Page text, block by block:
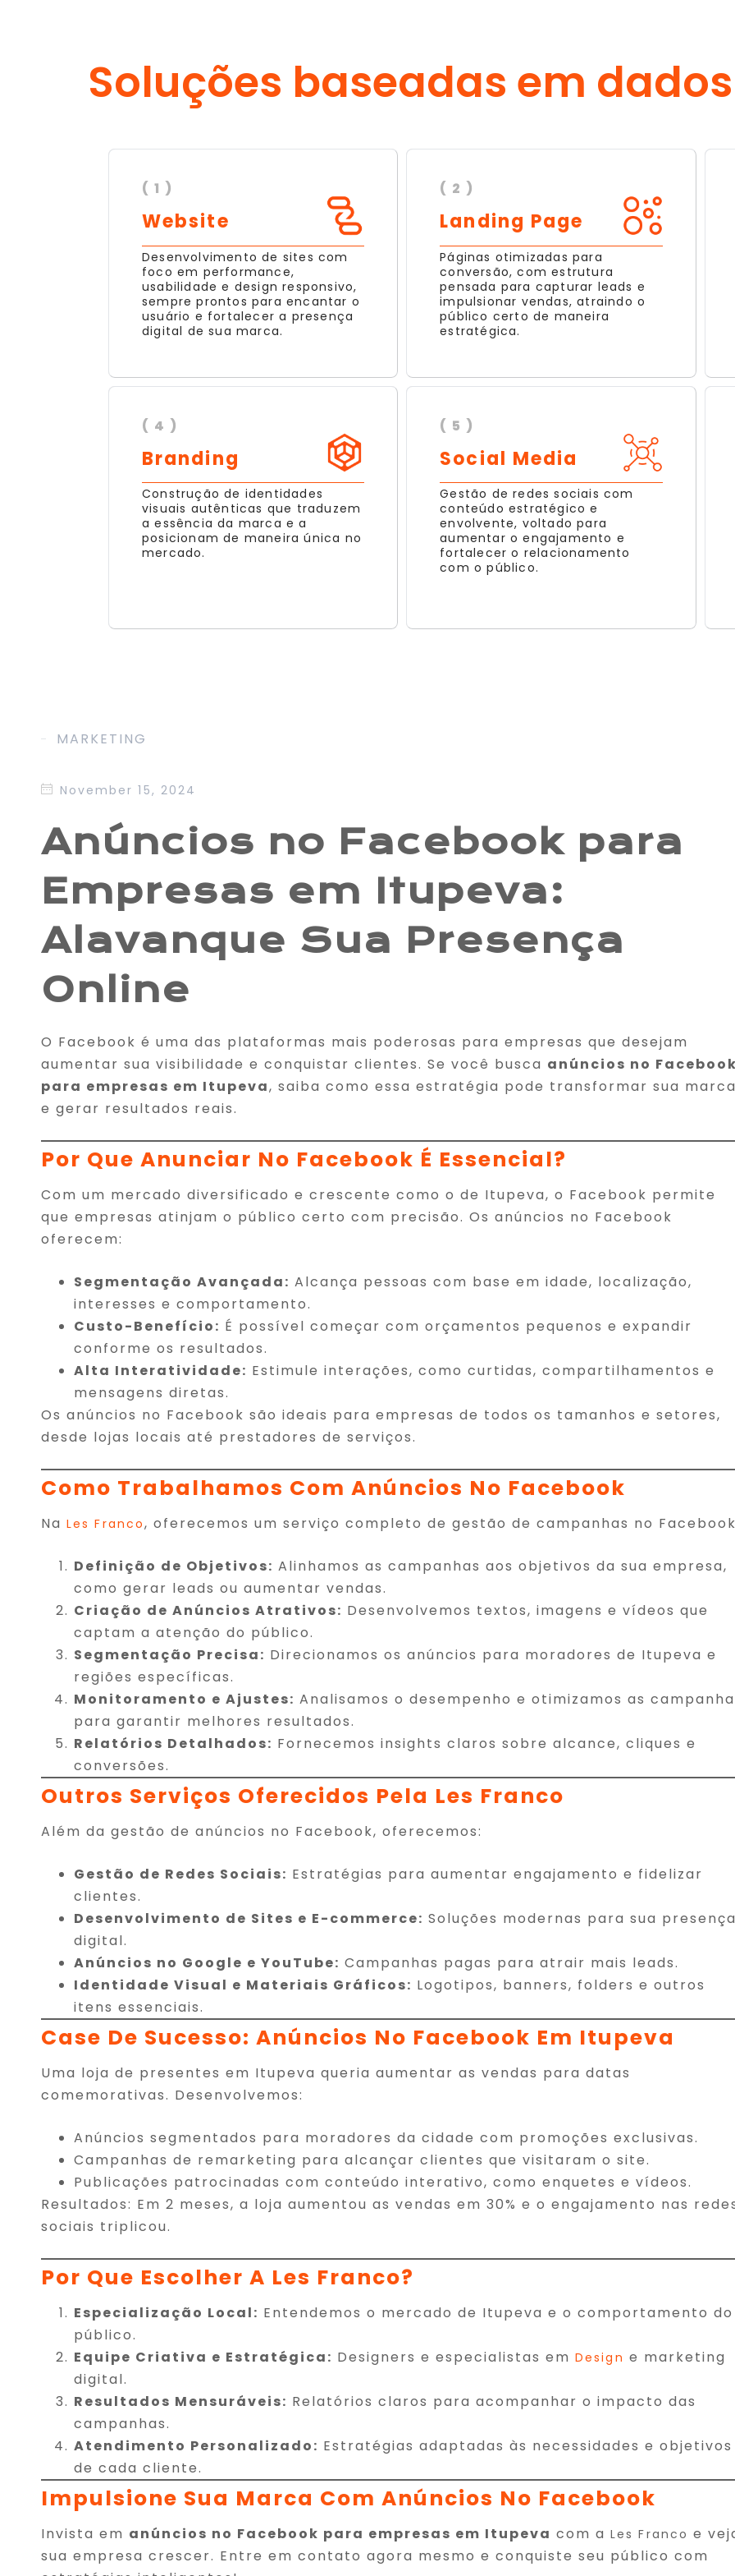
Soluções baseadas em dados
( 1 )
Website
Desenvolvimento de sites com
foco em performance,
usabilidade e design responsivo,
sempre prontos para encantar o
usuário e fortalecer a presença
digital de sua marca.
( 2 )
Landing Page
Páginas otimizadas para
conversão, com estrutura
pensada para capturar leads e
impulsionar vendas, atraindo o
público certo de maneira
estratégica.
( 4 )
Branding
Construção de identidades
visuais autênticas que traduzem
a essência da marca e a
posicionam de maneira única no
mercado.
( 5 )
Social Media
Gestão de redes sociais com
conteúdo estratégico e
envolvente, voltado para
aumentar o engajamento e
fortalecer o relacionamento
com o público.
MARKETING
November 15, 2024
Anúncios no Facebook para
Empresas em Itupeva:
Alavanque Sua Presença
Online
O Facebook é uma das plataformas mais poderosas para empresas que desejam
aumentar sua visibilidade e conquistar clientes. Se você busca anúncios no
para empresas em Itupeva, saiba como essa estratégia pode transformar sua
e gerar resultados reais.
Por Que Anunciar No Facebook É Essencial?
Com um mercado diversificado e crescente como o de Itupeva, o Facebook permite
que empresas atinjam o público certo com precisão. Os anúncios no Facebook
oferecem:
Segmentação Avançada: Alcança pessoas com base em idade, localização,
interesses e comportamento.
Custo-Benefício: É possível começar com orçamentos pequenos e expandir
conforme os resultados.
Alta Interatividade: Estimule interações, como curtidas, compartilhamentos e
mensagens diretas.
Os anúncios no Facebook são ideais para empresas de todos os tamanhos e setores,
desde lojas locais até prestadores de serviços.
Como Trabalhamos Com Anúncios No Facebook
Na Les Franco, oferecemos um serviço completo de gestão de campanhas no
Definição de Objetivos: Alinhamos as campanhas aos objetivos da sua empresa,
como gerar leads ou aumentar vendas.
Criação de Anúncios Atrativos: Desenvolvemos textos, imagens e vídeos que
captam a atenção do público.
Segmentação Precisa: Direcionamos os anúncios para moradores de Itupeva e
regiões específicas.
Monitoramento e Ajustes: Analisamos o desempenho e otimizamos as
para garantir melhores resultados.
Relatórios Detalhados: Fornecemos insights claros sobre alcance, cliques e
conversões.
Outros Serviços Oferecidos Pela Les Franco
Além da gestão de anúncios no Facebook, oferecemos:
Gestão de Redes Sociais: Estratégias para aumentar engajamento e fidelizar
clientes.
Desenvolvimento de Sites e E-commerce: Soluções modernas para sua
digital.
Anúncios no Google e YouTube: Campanhas pagas para atrair mais leads.
Identidade Visual e Materiais Gráficos: Logotipos, banners, folders e outros
itens essenciais.
Case De Sucesso: Anúncios No Facebook Em Itupeva
Uma loja de presentes em Itupeva queria aumentar as vendas para datas
comemorativas. Desenvolvemos:
Anúncios segmentados para moradores da cidade com promoções exclusivas.
Campanhas de remarketing para alcançar clientes que visitaram o site.
Publicações patrocinadas com conteúdo interativo, como enquetes e vídeos.
Resultados: Em 2 meses, a loja aumentou as vendas em 30% e o engajamento nas
sociais triplicou.
Por Que Escolher A Les Franco?
Especialização Local: Entendemos o mercado de Itupeva e o comportamento do
público.
Equipe Criativa e Estratégica: Designers e especialistas em Design e marketing
digital.
Resultados Mensuráveis: Relatórios claros para acompanhar o impacto das
campanhas.
Atendimento Personalizado: Estratégias adaptadas às necessidades e objetivos
de cada cliente.
Impulsione Sua Marca Com Anúncios No Facebook
Invista em anúncios no Facebook para empresas em Itupeva com a Les Franco e
sua empresa crescer. Entre em contato agora mesmo e conquiste seu público com